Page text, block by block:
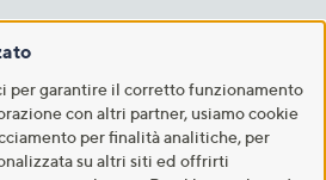
per garantire il corretto funzionamento
con altri partner, usiamo cookie
per finalità analitiche, per
su altri siti ed offrirti